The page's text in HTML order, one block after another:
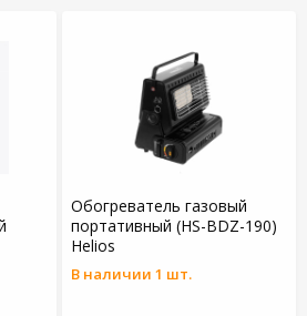
Обогреватель газовый
портативный (HS-BDZ-190)
Helios
В наличии 1 шт.